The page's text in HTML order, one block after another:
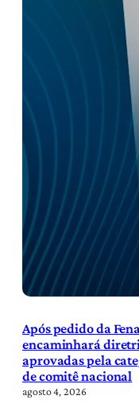
Após pedido da
encaminhará
aprovadas pela
de comitê nacional
agosto 4, 2026